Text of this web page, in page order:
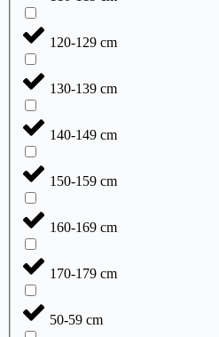
120-129 cm
130-139 cm
140-149 cm
150-159 cm
160-169 cm
170-179 cm
50-59 cm